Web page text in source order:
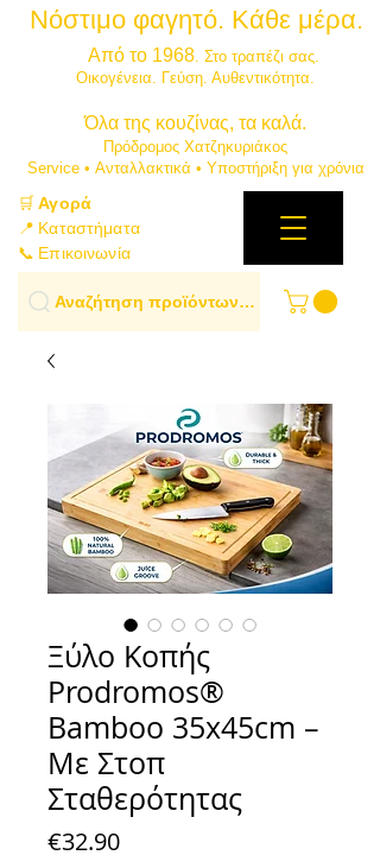
Νόστιμο φαγητό. Κάθε μέρα.
Από το 1968. Στο τραπέζι σας.
​Οικογένεια. Γεύση. Αυθεντικότητα.
​Όλα της κουζίνας, τα καλά.
Πρόδρομος Χατζηκυριάκος
​Service • Ανταλλακτικά • Υποστήριξη για χρόνια
🛒Αγορά
📍 Καταστήματα
📞 Επικοινωνία
Αναζήτηση προϊόντων…
Ξύλο Κοπής
Prodromos®
Bamboo 35x45cm –
Με Στοπ
Σταθερότητας
€32.90Price